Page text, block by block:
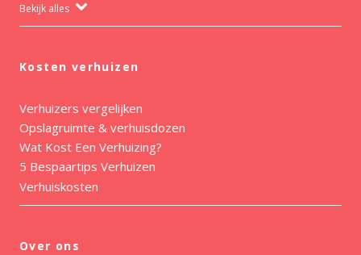
Bekijk alles
Kosten verhuizen
Verhuizers vergelijken
Opslagruimte & verhuisdozen
Wat Kost Een Verhuizing?
5 Bespaartips Verhuizen
Verhuiskosten
Over ons